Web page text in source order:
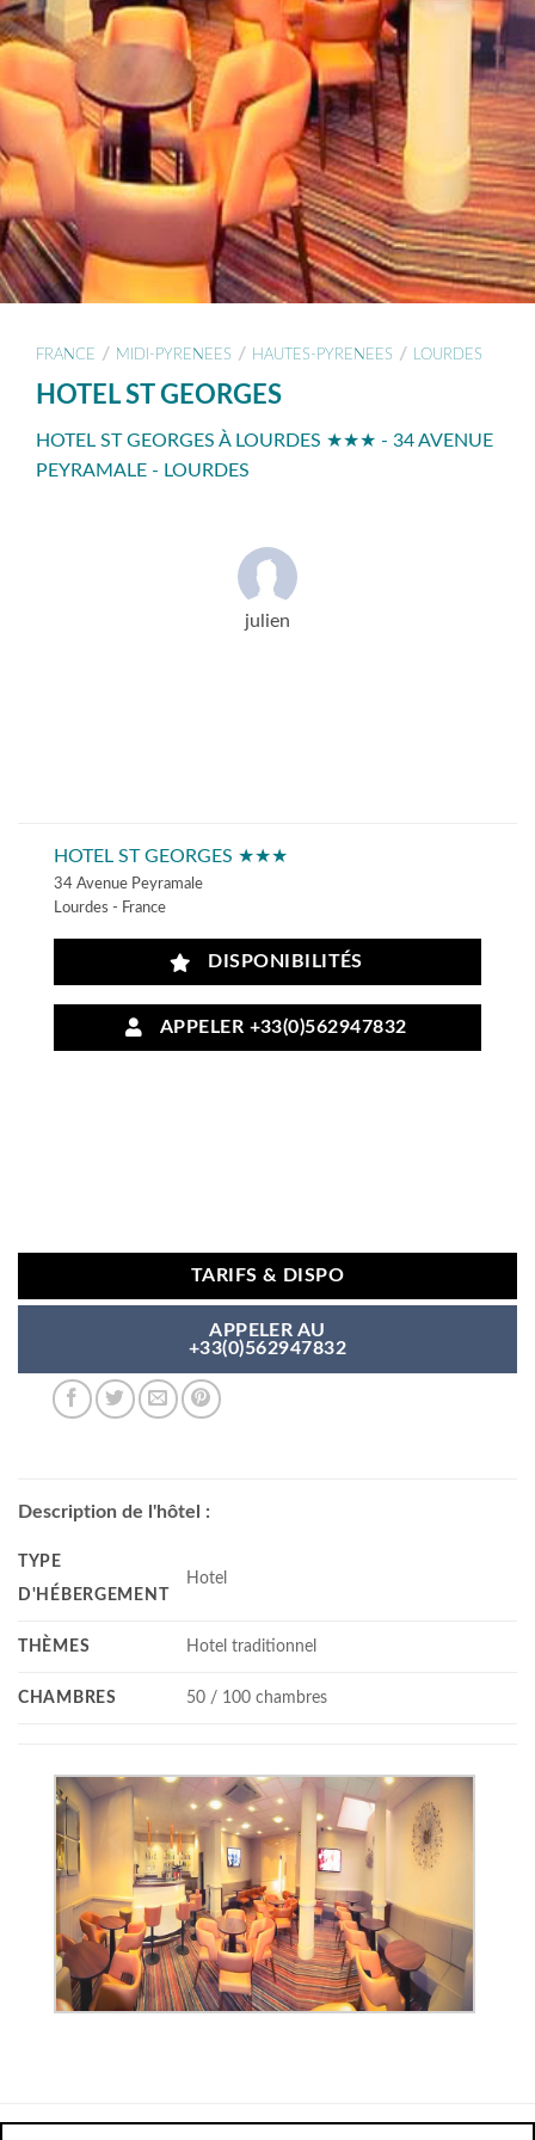
FRANCE / MIDI-PYRENEES / HAUTES-PYRENEES / LOURDES
HOTEL ST GEORGES
HOTEL ST GEORGES À LOURDES ★★★ - 34 AVENUE
PEYRAMALE - LOURDES
julien
HOTEL ST GEORGES ★★★
34 Avenue Peyramale
Lourdes - France
DISPONIBILITÉS
APPELER +33(0)562947832
TARIFS & DISPO
APPELER AU
+33(0)562947832
Description de l'hôtel :
TYPE
D'HÉBERGEMENT
Hotel
THÈMES Hotel traditionnel
CHAMBRES 50 / 100 chambres